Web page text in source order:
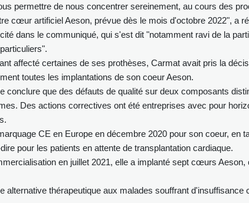
permettre de nous concentrer sereinement, au cours des
cœur artificiel Aeson, prévue dès le mois d'octobre 2022", a
dans le communiqué, qui s'est dit "notamment ravi de la
affecté certaines de ses prothèses, Carmat avait pris la
toutes les implantations de son coeur Aeson.
conclure que des défauts de qualité sur deux composants
Des actions correctives ont été entreprises avec pour
CE en Europe en décembre 2020 pour son coeur, en
pour les patients en attente de transplantation cardiaque.
en juillet 2021, elle a implanté sept cœurs Aeson,
alternative thérapeutique aux malades souffrant d'insuffisance